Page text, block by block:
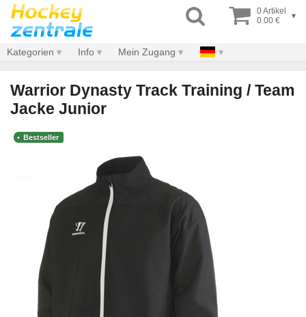
0 Artikel
0.00 €
▾
Kategorien Info Mein Zugang
Warrior Dynasty Track Training / Team
Jacke Junior
Bestseller